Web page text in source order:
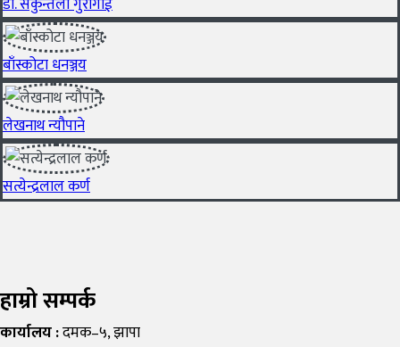
बाँस्कोटा धनञ्जय
लेखनाथ न्यौपाने
सत्येन्द्रलाल कर्ण
हाम्रो सम्पर्क
कार्यालय :दमक–५, झापा